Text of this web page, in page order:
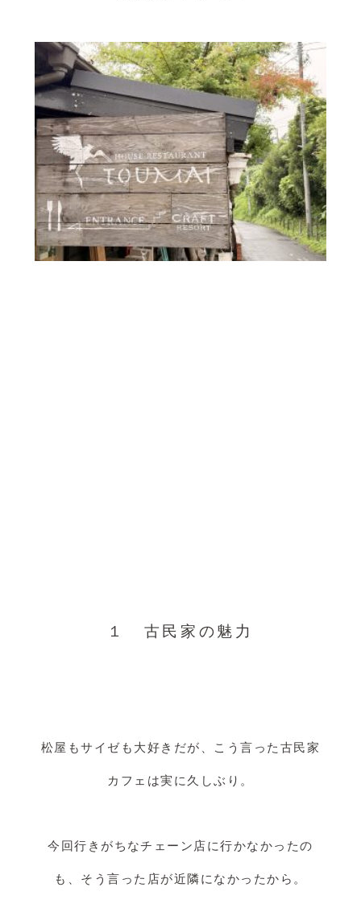
１ 古民家の魅力
松屋もサイゼも大好きだが、こう言った古民家
カフェは実に久しぶり。
今回行きがちなチェーン店に行かなかったの
も、そう言った店が近隣になかったから。